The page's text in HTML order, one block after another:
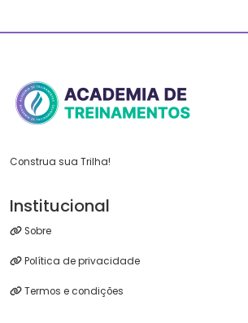
Construa sua Trilha!
Institucional
Sobre
Política de privacidade
Termos e condições